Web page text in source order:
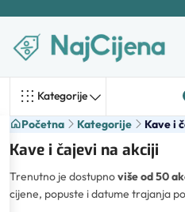
Kategorije
Početna Kategorije Kave i
Kave i čajevi na akciji
Trenutno je dostupnoviše od 50
cijene, popuste i datume trajanja